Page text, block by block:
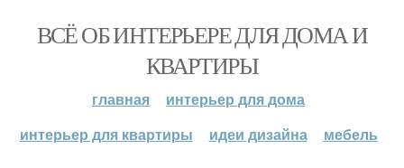
ВСЁ ОБ ИНТЕРЬЕРЕ ДЛЯ ДОМА И
КВАРТИРЫ
главная
интерьер для дома
интерьер для квартиры
идеи дизайна мебель